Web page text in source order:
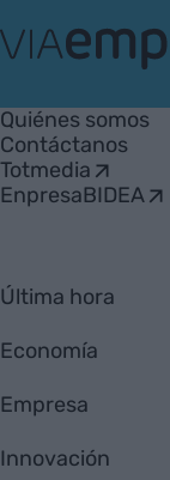
Empresa
Quiénes somos
Contáctanos
Totmedia
EnpresaBIDEA
Última hora
Economía
Empresa
Innovación